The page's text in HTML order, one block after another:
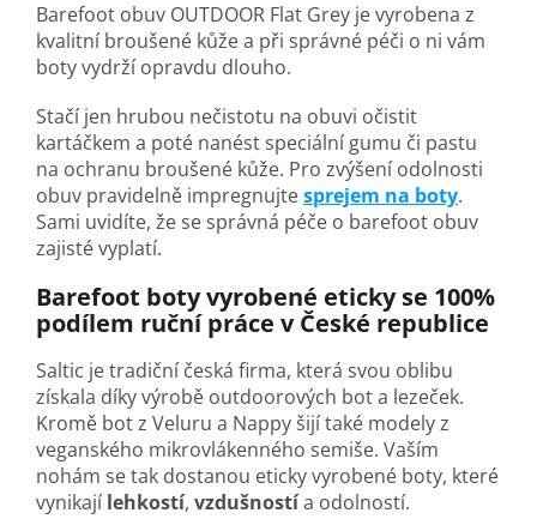
Barefoot obuv OUTDOOR Flat Grey je vyrobena z
kvalitní broušené kůže a při správné péči o ni vám
boty vydrží opravdu dlouho.
Stačí jen hrubou nečistotu na obuvi očistit
kartáčkem a poté nanést speciální gumu či pastu
na ochranu broušené kůže. Pro zvýšení odolnosti
obuv pravidelně impregnujtesprejem na boty.
Sami uvidíte, že se správná péče o barefoot obuv
zajisté vyplatí.
Barefoot boty vyrobené eticky se 100%
podílem ruční práce v České republice
Saltic je tradiční česká firma, která svou oblibu
získala díky výrobě outdoorových bot a lezeček.
Kromě bot z Veluru a Nappy šijí také modely z
veganského mikrovlákenného semiše. Vaším
nohám se tak dostanou eticky vyrobené boty, které
vynikají lehkostí, vzdušnostía odolností.